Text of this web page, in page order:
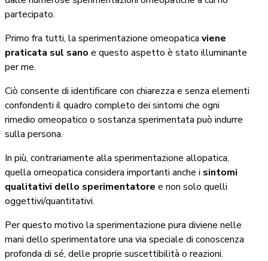
partecipato.
Primo fra tutti, la sperimentazione omeopatica viene
praticata sul sano e questo aspetto è stato illuminante
per me.
Ciò consente di identificare con chiarezza e senza elementi
confondenti il quadro completo dei sintomi che ogni
rimedio omeopatico o sostanza sperimentata può indurre
sulla persona.
In più, contrariamente alla sperimentazione allopatica,
quella omeopatica considera importanti anche i sintomi
qualitativi dello sperimentatore e non solo quelli
oggettivi/quantitativi.
Per questo motivo la sperimentazione pura diviene nelle
mani dello sperimentatore una via speciale di conoscenza
profonda di sé, delle proprie suscettibilità o reazioni.